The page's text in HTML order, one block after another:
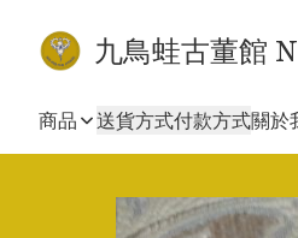
九鳥蛙古董館
商品 送貨方式付款方式關於